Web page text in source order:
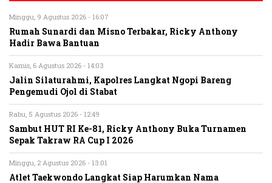
Minggu, 9 Agustus 2026 - 16:07
Rumah Sunardi dan Misno Terbakar, Ricky Anthony
Hadir Bawa Bantuan
Kamis, 6 Agustus 2026 - 14:03
Jalin Silaturahmi, Kapolres Langkat Ngopi Bareng
Pengemudi Ojol di Stabat
Rabu, 5 Agustus 2026 - 12:49
Sambut HUT RI Ke-81, Ricky Anthony Buka Turnamen
Sepak Takraw RA Cup I 2026
Minggu, 2 Agustus 2026 - 13:01
Atlet Taekwondo Langkat Siap Harumkan Nama